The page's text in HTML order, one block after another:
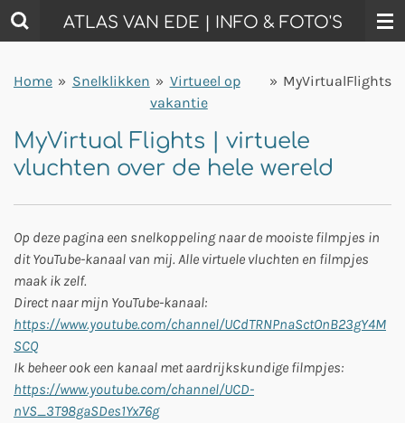
Ga
direct
de
ATLAS VAN EDE | INFO & FOTO'S
Home » Snelklikken » Virtueel op
vakantie
» MyVirtualFlights
MyVirtual Flights | virtuele
vluchten over de hele wereld
Op deze pagina een snelkoppeling naar de mooiste filmpjes in
dit YouTube-kanaal van mij. Alle virtuele vluchten en filmpjes
maak ik zelf.
Direct naar mijn YouTube-kanaal:
https://www.youtube.com/channel/UCdTRNPnaSctOnB23gY4M
SCQ
Ik beheer ook een kanaal met aardrijkskundige filmpjes:
https://www.youtube.com/channel/UCD-
nVS_3T98gaSDes1Yx76g